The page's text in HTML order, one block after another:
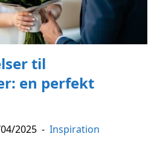
til
en perfekt
2025 - Inspiration